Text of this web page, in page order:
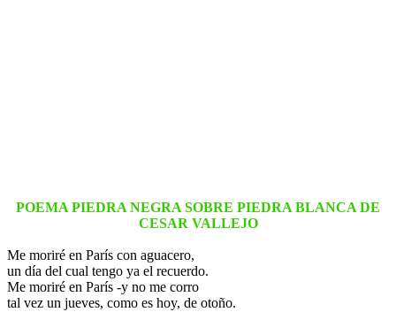
POEMA PIEDRA NEGRA SOBRE PIEDRA BLANCA DE
CESAR VALLEJO
Me moriré en París con aguacero,
un día del cual tengo ya el recuerdo.
Me moriré en París -y no me corro
tal vez un jueves, como es hoy, de otoño.